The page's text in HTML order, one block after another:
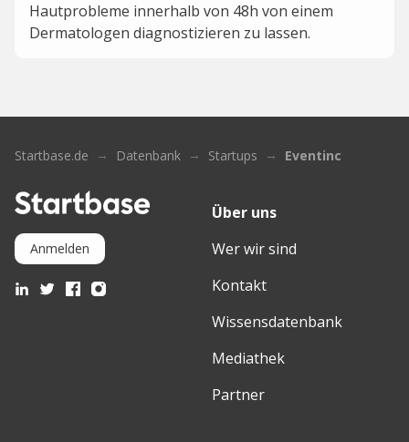
Hautprobleme innerhalb von 48h von einem
Dermatologen diagnostizieren zu lassen.
Startbase.de Datenbank Startups Eventinc
Anmelden
Über uns
Wer wir sind
Kontakt
Wissensdatenbank
Mediathek
Partner